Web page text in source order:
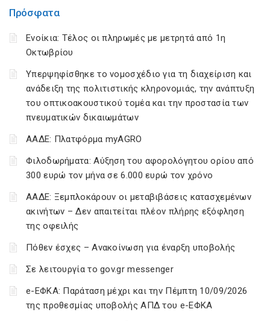
Πρόσφατα
Ενοίκια: Τέλος οι πληρωμές με μετρητά από 1η
Οκτωβρίου
Υπερψηφίσθηκε το νομοσχέδιο για τη διαχείριση και
ανάδειξη της πολιτιστικής κληρονομιάς, την ανάπτυξη
του οπτικοακουστικού τομέα και την προστασία των
πνευματικών δικαιωμάτων
ΑΑΔΕ: Πλατφόρμα myAGRO
Φιλοδωρήματα: Αύξηση του αφορολόγητου ορίου από
300 ευρώ τον μήνα σε 6.000 ευρώ τον χρόνο
ΑΑΔΕ: Ξεμπλοκάρουν οι μεταβιβάσεις κατασχεμένων
ακινήτων – Δεν απαιτείται πλέον πλήρης εξόφληση
της οφειλής
Πόθεν έσχες – Ανακοίνωση για έναρξη υποβολής
Σε λειτουργία το gov.gr messenger
e-ΕΦΚΑ: Παράταση μέχρι και την Πέμπτη 10/09/2026
της προθεσμίας υποβολής ΑΠΔ του e-ΕΦΚΑ